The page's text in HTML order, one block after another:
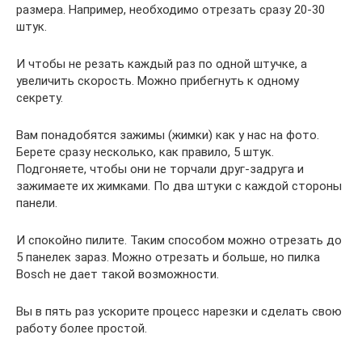
размера. Например, необходимо отрезать сразу 20-30
штук.
И чтобы не резать каждый раз по одной штучке, а
увеличить скорость. Можно прибегнуть к одному
секрету.
Вам понадобятся зажимы (жимки) как у нас на фото.
Берете сразу несколько, как правило, 5 штук.
Подгоняете, чтобы они не торчали друг-задруга и
зажимаете их жимками. По два штуки с каждой стороны
панели.
И спокойно пилите. Таким способом можно отрезать до
5 панелек зараз. Можно отрезать и больше, но пилка
Bosch не дает такой возможности.
Вы в пять раз ускорите процесс нарезки и сделать свою
работу более простой.